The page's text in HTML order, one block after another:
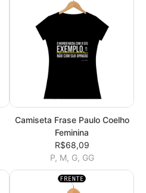
Camiseta Frase Paulo Coelho
Feminina
R$68,09
P, M, G, GG